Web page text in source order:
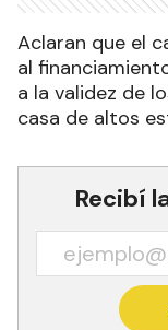
Aclaran que el
al
a la validez de
casa de altos
Recibí